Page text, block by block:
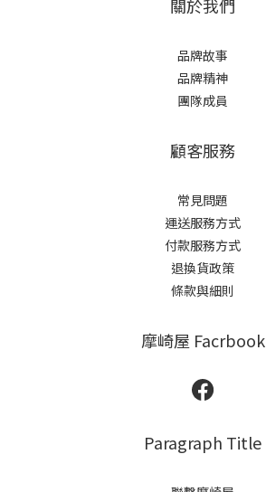
關於我們
品牌故事
品牌精神
團隊成員
顧客服務
常見問題
運送服務方式
付款服務方式
退換貨政策
條款與細則
摩崎屋 Facrbook
Paragraph Title